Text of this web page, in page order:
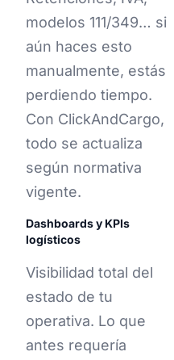
modelos 111/349… si
aún haces esto
manualmente, estás
perdiendo tiempo.
Con ClickAndCargo,
todo se actualiza
según normativa
vigente.
Dashboards y KPIs
logísticos
Visibilidad total del
estado de tu
operativa. Lo que
antes requería